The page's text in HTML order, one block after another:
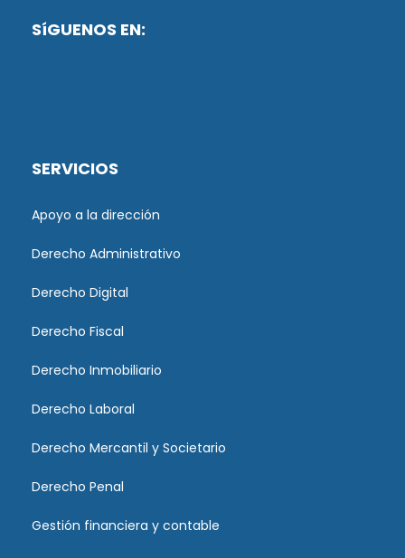
SíGUENOS EN:
SERVICIOS
Apoyo a la dirección
Derecho Administrativo
Derecho Digital
Derecho Fiscal
Derecho Inmobiliario
Derecho Laboral
Derecho Mercantil y Societario
Derecho Penal
Gestión financiera y contable